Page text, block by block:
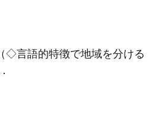
◇言語的特徴で地域を分ける
．